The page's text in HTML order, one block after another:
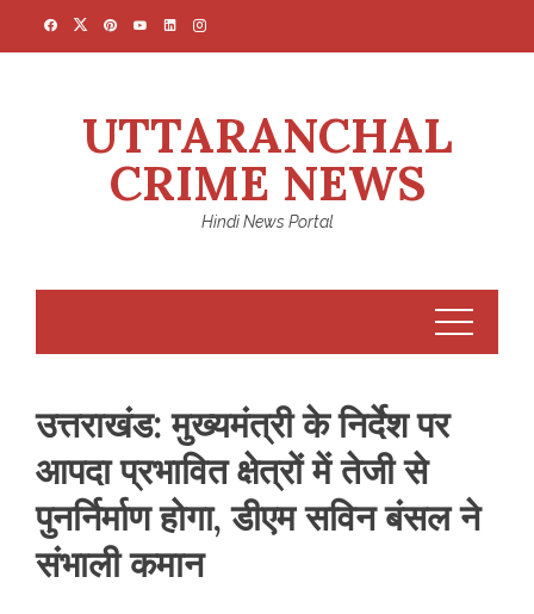
UTTARANCHAL
CRIME NEWS
Hindi News Portal
उत्तराखंड: मुख्यमंत्री के निर्देश पर
आपदा प्रभावित क्षेत्रों में तेजी से
पुनर्निर्माण होगा, डीएम सविन बंसल ने
संभाली कमान